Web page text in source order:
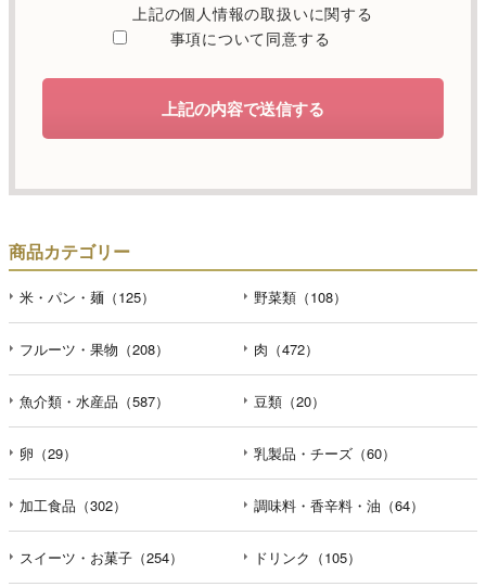
関する情報を電子メールや電話等でご提供するために利用
d）個人情報を第三者に提供することが予定される場合の事
本人の同意がある場合または法令に基づく場合を除き、取
定の水準に達していると認めた委託者に業務委託の目的で
f）開示対象個人情報の開示等および問合せ窓口について
ご本人からの求めにより、当社が保有する開示対象個人情
報の利用目的の通知・開示・内容の訂正・追加または削
除・利用の停止・消去および第三者への提供の停止（「開
示等」といいます。）に応じます。開示等のお問合せは下
記の連絡先までお願い致します。
g）本人が個人情報を与えることの任意性及び当該情報を与
個人情報の提供は任意と致しますが、当社が依頼する情報
の提供がない場合、内容が正確でない場合はサービスの提
上記の個人情報の取扱いに関する
事項について同意する
上記の内容で送信する
商品カテゴリー
米・パン・麺（125） 野菜類（108）
フルーツ・果物（208） 肉（472）
魚介類・水産品（587） 豆類（20）
卵（29） 乳製品・チーズ（60）
加工食品（302） 調味料・香辛料・油（64）
スイーツ・お菓子（254） ドリンク（105）